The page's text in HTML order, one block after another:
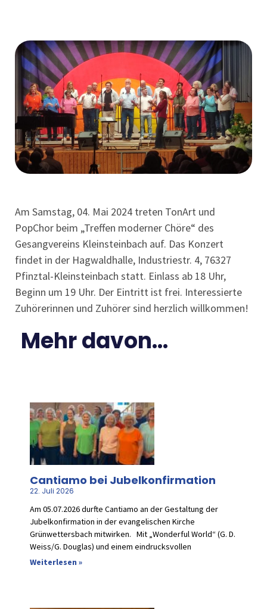
Am Samstag, 04. Mai 2024 treten TonArt und
PopChor beim „Treffen moderner Chöre“ des
Gesangvereins Kleinsteinbach auf. Das Konzert
findet in der Hagwaldhalle, Industriestr. 4, 76327
Pfinztal-Kleinsteinbach statt. Einlass ab 18 Uhr,
Beginn um 19 Uhr. Der Eintritt ist frei. Interessierte
Zuhörerinnen und Zuhörer sind herzlich willkommen!
Mehr davon...
Cantiamo bei Jubelkonfirmation
22. Juli 2026
Am 05.07.2026 durfte Cantiamo an der Gestaltung der
Jubelkonfirmation in der evangelischen Kirche
Grünwettersbach mitwirken. Mit „Wonderful World“ (G. D.
Weiss/G. Douglas) und einem eindrucksvollen
Weiterlesen »